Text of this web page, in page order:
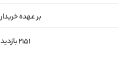
بر عهده خریدار
2151 بازدید